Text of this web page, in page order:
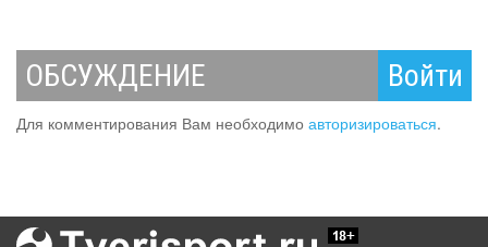
ОБСУЖДЕНИЕ Войти
Для комментирования Вам необходимо авторизироваться.